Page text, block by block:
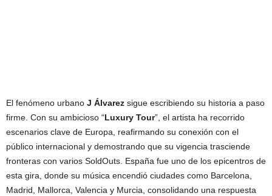
El fenómeno urbano J Álvarez sigue escribiendo su historia a paso
firme. Con su ambicioso “Luxury Tour”, el artista ha recorrido
escenarios clave de Europa, reafirmando su conexión con el
público internacional y demostrando que su vigencia trasciende
fronteras con varios SoldOuts. España fue uno de los epicentros de
esta gira, donde su música encendió ciudades como Barcelona,
Madrid, Mallorca, Valencia y Murcia, consolidando una respuesta